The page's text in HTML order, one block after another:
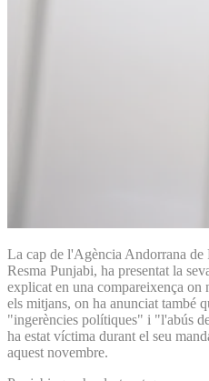
La cap de l'Agència Andorrana
Resma Punjabi, ha presentat la
explicat en una compareixença on
els mitjans, on ha anunciat també
"ingerències polítiques" i "l'abús
ha estat víctima durant el seu
aquest novembre.